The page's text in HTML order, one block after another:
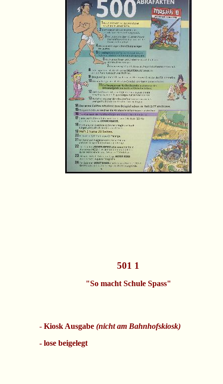
501 1
"So macht Schule Spass"
- Kiosk Ausgabe (nicht am Bahnhofskiosk)
- lose beigelegt